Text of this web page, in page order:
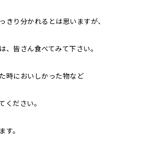
きり分かれるとは思いますが、
、皆さん食べてみて下さい。
時においしかった物など
ください。
す。